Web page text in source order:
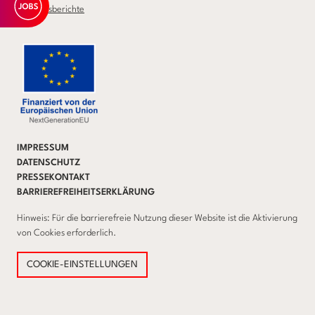
Qualitätsberichte
IMPRESSUM
DATENSCHUTZ
PRESSEKONTAKT
BARRIEREFREIHEITSERKLÄRUNG
Hinweis: Für die barrierefreie Nutzung dieser Website ist die Aktivierung
von Cookies erforderlich.
COOKIE-EINSTELLUNGEN